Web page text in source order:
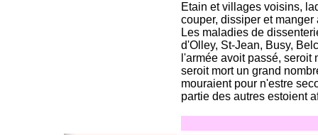
Etain et villages voisins,
couper, dissiper et manger
Les maladies de
d'Olley, St-Jean, Busy,
l'armée avoit passé, seroit
seroit mort un grand
mouraient pour n'estre
partie des autres estoient